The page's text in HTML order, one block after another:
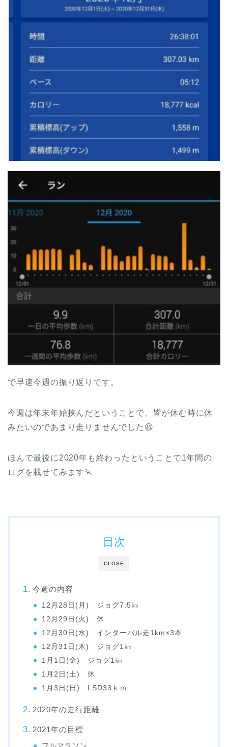
で早速今週の振り返りです。
今週は年末年始挟んだということで、皆が休む時に休
みたいのであまり走りませんでした😆
ほんで最後に2020年も終わったということで1年間の
ログを載せてみます🏃
CLOSE
目次
今週の内容
12月28日(月) ジョグ7.5㎞
12月29日(火) 休
12月30日(水) インターバル走1km×3本
12月31日(木) ジョグ1㎞
1月1日(金) ジョグ1㎞
1月2日(土) 休
1月3日(日) LSD33ｋｍ
2020年の走行距離
2021年の目標